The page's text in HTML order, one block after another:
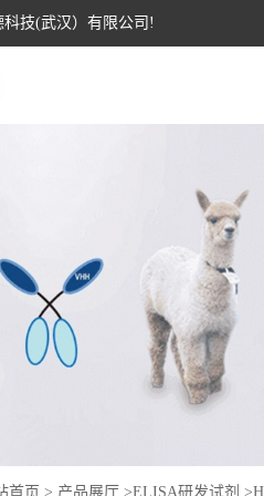
技(武汉）有限公司!
首页 > 产品展厅 >ELISA研发试剂 >